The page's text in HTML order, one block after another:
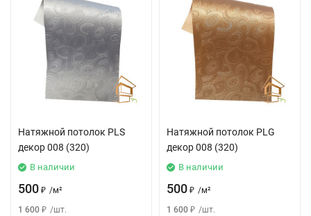
Натяжной потолок РLS
декор 008 (320)
В наличии
500 ₽ /м²
1 600 ₽ /шт.
Натяжной потолок РLG
декор 008 (320)
В наличии
500 ₽ /м²
1 600 ₽ /шт.